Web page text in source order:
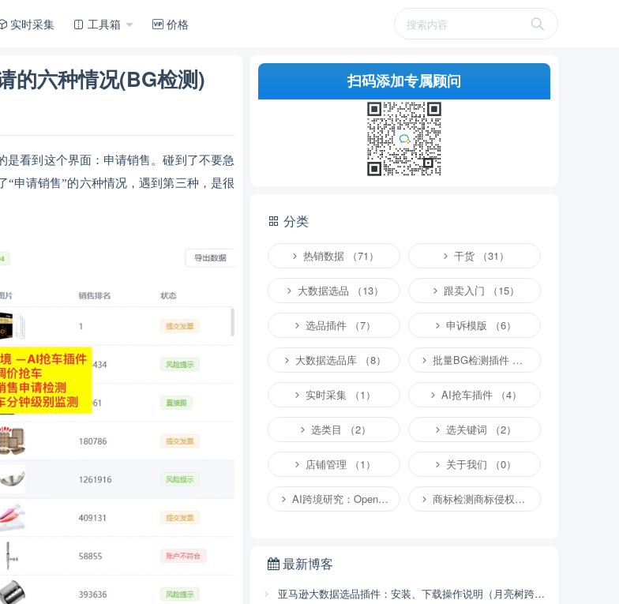
实时采集 工具箱 价格
的六种情况(BG检测)
看到这个界面：申请销售。碰到了不要急
申请销售”的六种情况，遇到第三种，是很
扫码添加专属顾问
分类
热销数据 （71） 干货 （31）
大数据选品 （13） 跟卖入门 （15）
选品插件 （7） 申诉模版 （6）
大数据选品库 （8） 批量BG检测插件 （4）
实时采集 （1） AI抢车插件 （4）
选类目 （2） 选关键词 （2）
店铺管理 （1） 关于我们 （0）
AI跨境研究：OpenClaw小龙虾等应用 （2） 商标检测商标侵权专栏 （1）
最新博客
亚马逊大数据选品插件：安装、下载操作说明（月亮树跨境）